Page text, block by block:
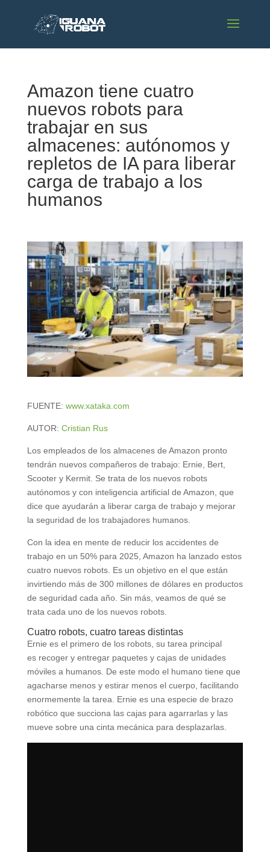
Amazon tiene cuatro
nuevos robots para
trabajar en sus
almacenes: autónomos y
repletos de IA para liberar
carga de trabajo a los
humanos
FUENTE: www.xataka.com
AUTOR: Cristian Rus
Los empleados de los almacenes de Amazon pronto
tendrán nuevos compañeros de trabajo: Ernie, Bert,
Scooter y Kermit. Se trata de los nuevos robots
autónomos y con inteligencia artificial de Amazon, que
dice que ayudarán a liberar carga de trabajo y mejorar
la seguridad de los trabajadores humanos.
Con la idea en mente de reducir los accidentes de
trabajo en un 50% para 2025, Amazon ha lanzado estos
cuatro nuevos robots. Es un objetivo en el que están
invirtiendo más de 300 millones de dólares en productos
de seguridad cada año. Sin más, veamos de qué se
trata cada uno de los nuevos robots.
Cuatro robots, cuatro tareas distintas
Ernie es el primero de los robots, su tarea principal
es recoger y entregar paquetes y cajas de unidades
móviles a humanos. De este modo el humano tiene que
agacharse menos y estirar menos el cuerpo, facilitando
enormemente la tarea. Ernie es una especie de brazo
robótico que succiona las cajas para agarrarlas y las
mueve sobre una cinta mecánica para desplazarlas.